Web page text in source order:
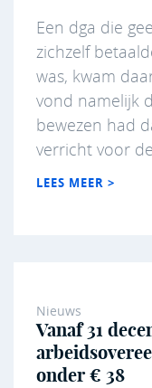
Een dga die
zichzelf
was, kwam
vond namelijk
bewezen had
verricht voor
LEES MEER >
Nieuws
Vanaf 31
onder € 38